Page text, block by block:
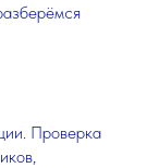
Проверка